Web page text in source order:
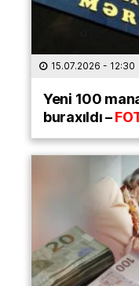
15.07.2026 - 12:30
Yeni 100
buraxıldı –